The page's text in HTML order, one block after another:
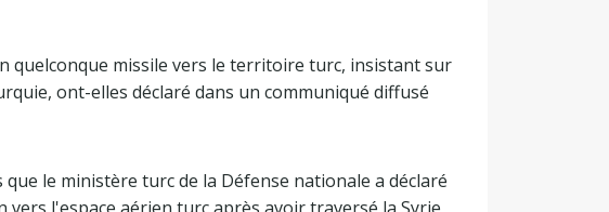
quelconque missile vers le territoire turc, insistant sur
ont-elles déclaré dans un communiqué diffusé
le ministère turc de la Défense nationale a déclaré